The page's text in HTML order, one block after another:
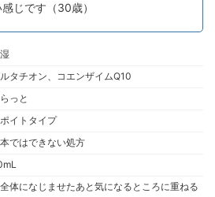
じです（30歳）
タチオン、コエンザイムQ10
っと
イトタイプ
ではできない処方
体になじませたあと気になるところに重ねる